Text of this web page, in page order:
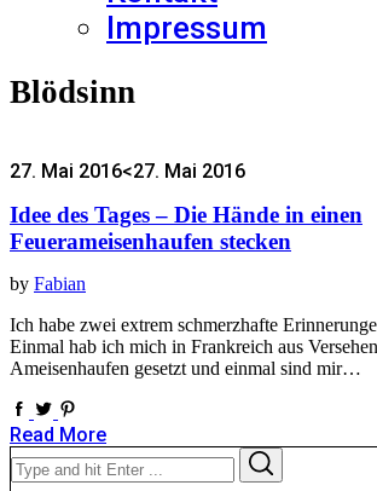
Impressum
Blödsinn
27. Mai 2016<27. Mai 2016
Idee des Tages – Die Hände in einen
Feuerameisenhaufen stecken
by Fabian
Ich habe zwei extrem schmerzhafte
Einmal hab ich mich in Frankreich aus
Ameisenhaufen gesetzt und einmal sind mir…
Read More
Search
for: